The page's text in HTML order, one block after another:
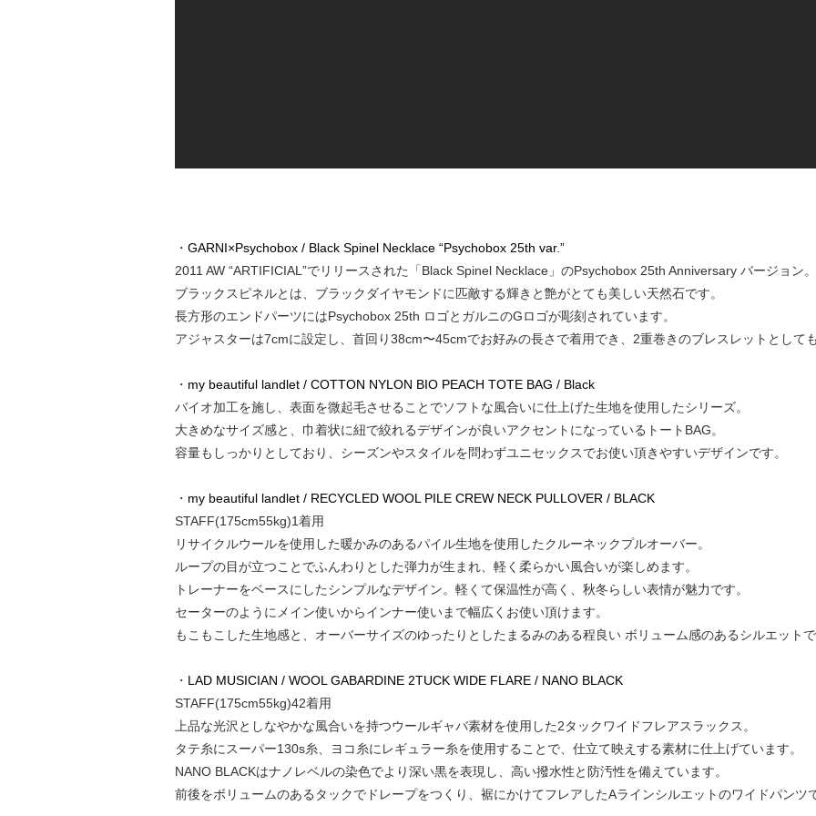
・ GARNI×Psychobox / Black Spinel Necklace “Psychobox 25th var.”
2011 AW “ARTIFICIAL”でリリースされた「Black Spinel Necklace」のPsychobox 25th Anniversary バージョン。
ブラックスピネルとは、ブラックダイヤモンドに匹敵する輝きと艶がとても美しい天然石です。
長方形のエンドパーツにはPsychobox 25th ロゴとガルニのGロゴが彫刻されています。
アジャスターは7cmに設定し、首回り38cm〜45cmでお好みの長さで着用でき、2重巻きのブレスレットとして
・ my beautiful landlet / COTTON NYLON BIO PEACH TOTE BAG / Black
バイオ加工を施し、表面を微起毛させることでソフトな風合いに仕上げた生地を使用したシリーズ。
大きめなサイズ感と、巾着状に紐で絞れるデザインが良いアクセントになっているトートBAG。
容量もしっかりとしており、シーズンやスタイルを問わずユニセックスでお使い頂きやすいデザインです。
・ my beautiful landlet / RECYCLED WOOL PILE CREW NECK PULLOVER / BLACK
STAFF(175cm55kg)1着用
リサイクルウールを使用した暖かみのあるパイル生地を使用したクルーネックプルオーバー。
ループの目が立つことでふんわりとした弾力が生まれ、軽く柔らかい風合いが楽しめます。
トレーナーをベースにしたシンプルなデザイン。軽くて保温性が高く、秋冬らしい表情が魅力です。
セーターのようにメイン使いからインナー使いまで幅広くお使い頂けます。
もこもこした生地感と、オーバーサイズのゆったりとしたまるみのある程良い ボリューム感のあるシルエット
・ LAD MUSICIAN / WOOL GABARDINE 2TUCK WIDE FLARE / NANO BLACK
STAFF(175cm55kg)42着用
上品な光沢としなやかな風合いを持つウールギャバ素材を使用した2タックワイドフレアスラックス。
タテ糸にスーパー130s糸、ヨコ糸にレギュラー糸を使用することで、仕立て映えする素材に仕上げています。
NANO BLACKはナノレベルの染色でより深い黒を表現し、高い撥水性と防汚性を備えています。
前後をボリュームのあるタックでドレープをつくり、裾にかけてフレアしたAラインシルエットのワイドパンツ